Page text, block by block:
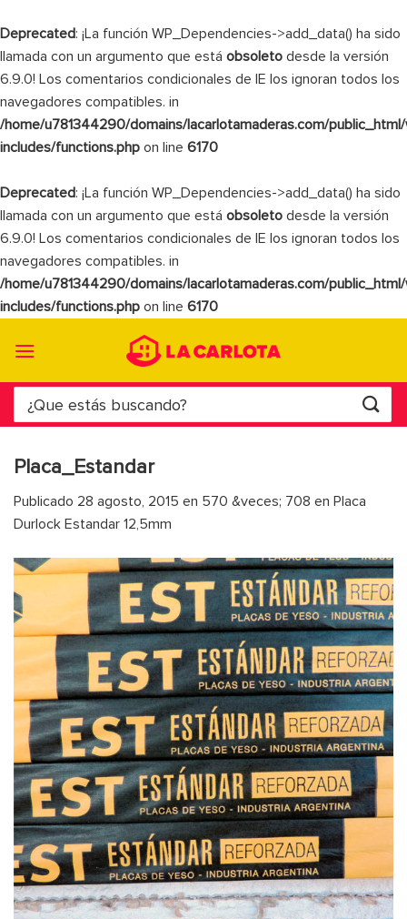
Deprecated: ¡La función WP_Dependencies->add_data() ha sido
llamada con un argumento que está obsoleto desde la versión
6.9.0! Los comentarios condicionales de IE los ignoran todos los
navegadores compatibles. in
/home/u781344290/domains/lacarlotamaderas.com/
includes/functions.php on line 6170
Deprecated: ¡La función WP_Dependencies->add_data() ha sido
llamada con un argumento que está obsoleto desde la versión
6.9.0! Los comentarios condicionales de IE los ignoran todos los
navegadores compatibles. in
/home/u781344290/domains/lacarlotamaderas.com/
includes/functions.php on line 6170
Buscar
por:
Placa_Estandar
Publicado 28 agosto, 2015 en 570 &veces; 708 en Placa
Durlock Estandar 12,5mm